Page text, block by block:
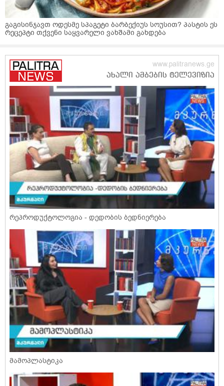
გაგისინჯავთ ოდესმე სპაგეტი ბარბექიუს სოუსით? პასტის ეს
რეცეპტი თქვენი საყვარელი ვახშამი გახდება
რეპროდუქტოლოგია - დედობის ბედნიერება
მამოპლასტიკა